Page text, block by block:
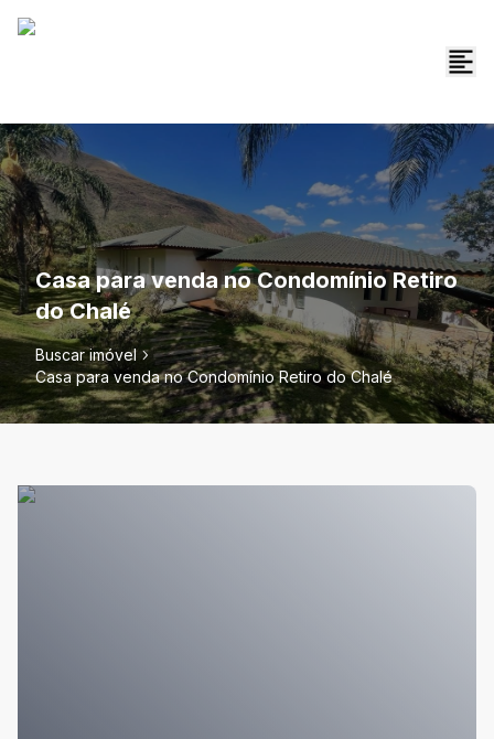
Casa para venda no Condomínio Retiro
do Chalé
Buscar imóvel
Casa para venda no Condomínio Retiro do Chalé